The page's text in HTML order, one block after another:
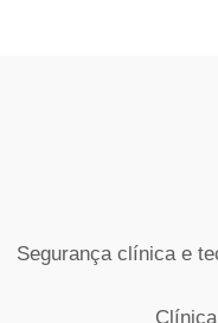
Segurança clínica e